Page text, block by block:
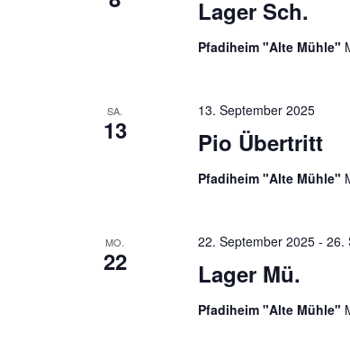
Lager Sch.
Pfadiheim "Alte Mühle"
SA.
13 Pio Übertritt
13. September 2025
Pfadiheim "Alte Mühle"
MO.
22 Lager Mü.
22. September 2025- 26.
Pfadiheim "Alte Mühle"